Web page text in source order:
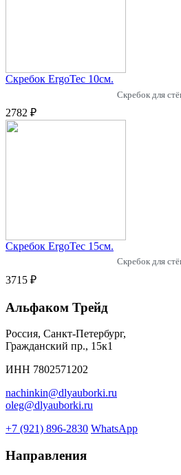
Скребок ErgoTec 10см.
Скребок для
2782 ₽
Скребок ErgoTec 15см.
Скребок для
3715 ₽
Альфаком Трейд
Россия, Санкт-Петербург,
Гражданский пр., 15к1
ИНН 7802571202
nachinkin@dlyauborki.ru
oleg@dlyauborki.ru
+7 (921) 896-2830 WhatsApp
Направления